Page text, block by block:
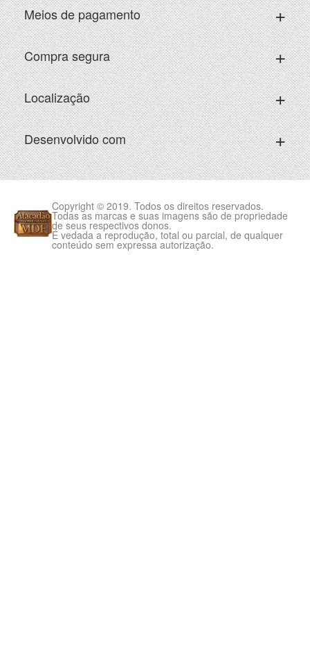
Meios de pagamento
Compra segura
Localização
Desenvolvido com
Copyright © 2019. Todos os direitos reservados.
Todas as marcas e suas imagens são de propriedade
de seus respectivos donos.
É vedada a reprodução, total ou parcial, de qualquer
conteúdo sem expressa autorização.